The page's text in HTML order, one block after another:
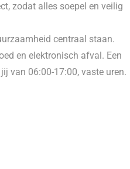
zodat alles soepel en veilig
centraal staan.
en elektronisch afval. Een
van 06:00-17:00, vaste uren.